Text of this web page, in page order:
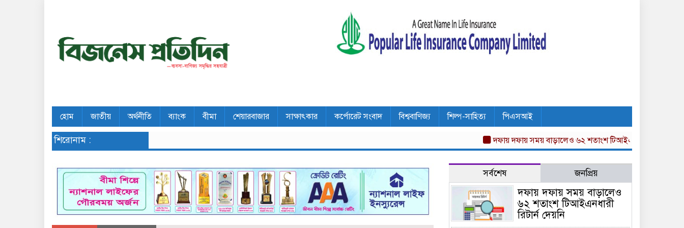
হোম জাতীয় অর্থনীতি ব্যাংক বীমা শেয়ারবাজার সাক্ষাৎকার কর্পোরেট সংবাদ বিশ্ববাণিজ্য শিল্প-সাহিত্য পিএসআই
শিরোনাম : দফায় দফায় সময় বাড়ালেও ৬২ শতাংশ টিআইএনধারী রিটার্ন দেয়নি
সর্বশেষ জনপ্রিয়
দফায় দফায় সময় বাড়ালেও
৬২ শতাংশ টিআইএনধারী
রিটার্ন দেয়নি